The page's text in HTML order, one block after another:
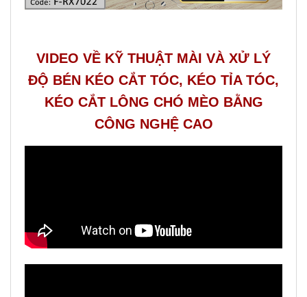
VIDEO VỀ KỸ THUẬT MÀI VÀ XỬ LÝ
ĐỘ BÉN KÉO CẮT TÓC, KÉO TỈA TÓC,
KÉO CẮT LÔNG CHÓ MÈO BẰNG
CÔNG NGHỆ CAO